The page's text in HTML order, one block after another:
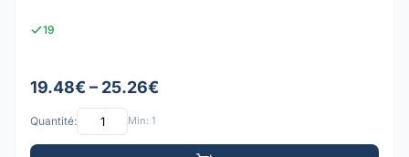
19
19.48€ – 25.26€
Quantité: Min: 1